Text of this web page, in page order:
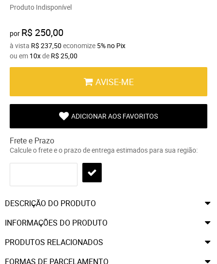
Produto Indisponível
por R$ 250,00
à vista R$ 237,50 economize 5% no Pix
ou em 10xde R$ 25,00
AVISE-ME
ADICIONAR AOS FAVORITOS
Frete e Prazo
Calcule o frete e o prazo de entrega estimados para sua região:
DESCRIÇÃO DO PRODUTO
INFORMAÇÕES DO PRODUTO
PRODUTOS RELACIONADOS
FORMAS DE PARCELAMENTO